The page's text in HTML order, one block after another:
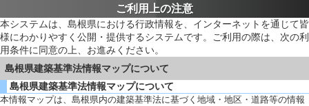
ご利用上の注意
本システムは、島根県における行政情報を、インターネットを通じて皆
様にわかりやすく公開・提供するシステムです。ご利用の際は、次の利
用条件に同意の上、お進みください。
島根県建築基準法情報マップについて
島根県建築基準法情報マップについて
本情報マップは、島根県内の建築基準法に基づく地域・地区・道路等の情報